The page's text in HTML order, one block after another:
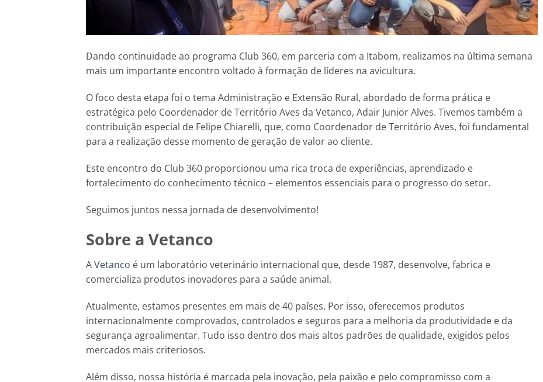
Dando continuidade ao programa Club 360, em parceria com a Itabom, realizamos na última semana
mais um importante encontro voltado à formação de líderes na avicultura.
O foco desta etapa foi o tema Administração e Extensão Rural, abordado de forma prática e
estratégica pelo Coordenador de Território Aves da Vetanco, Adair Junior Alves. Tivemos também a
contribuição especial de Felipe Chiarelli, que, como Coordenador de Território Aves, foi fundamental
para a realização desse momento de geração de valor ao cliente.
Este encontro do Club 360 proporcionou uma rica troca de experiências, aprendizado e
fortalecimento do conhecimento técnico – elementos essenciais para o progresso do setor.
Seguimos juntos nessa jornada de desenvolvimento!
Sobre a Vetanco
AVetanco é um laboratório veterinário internacional que, desde 1987, desenvolve, fabrica e
comercializa produtos inovadores para a saúde animal.
Atualmente, estamos presentes em mais de 40 países. Por isso, oferecemos produtos
internacionalmente comprovados, controlados e seguros para a melhoria da produtividade e da
segurança agroalimentar. Tudo isso dentro dos mais altos padrões de qualidade, exigidos pelos
mercados mais criteriosos.
Além disso, nossa história é marcada pela inovação, pela paixão e pelo compromisso com a